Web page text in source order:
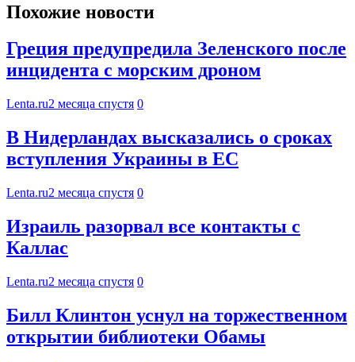
Похожие новости
Греция предупредила Зеленского после
инцидента с морским дроном
Lenta.ru2 месяца спустя 0
В Нидерландах высказались о сроках
вступления Украины в ЕС
Lenta.ru2 месяца спустя 0
Израиль разорвал все контакты с
Каллас
Lenta.ru2 месяца спустя 0
Билл Клинтон уснул на торжественном
открытии библиотеки Обамы